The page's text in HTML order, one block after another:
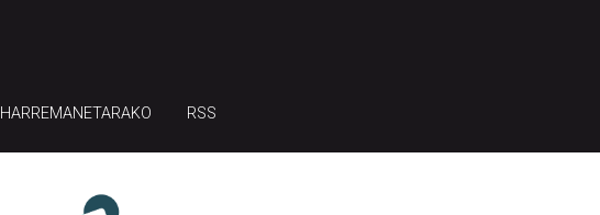
HARREMANETARAKO RSS